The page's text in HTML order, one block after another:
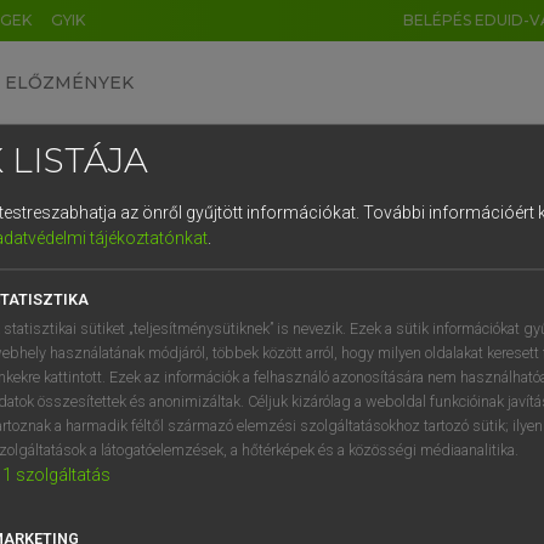
GYIK BELÉPÉS EDUID-
ELŐZMÉNYEK
nagyszótár
VAN ELŐFIZETÉSED?
megtekintéséhez.
LISTÁJA
az önről gyűjtött információkat. További információért
tájékoztatónkat.
statisztikai sütiket „teljesítménysütiknek” is nevezik. Ezek a sütik információkat
használatának módjáról, többek között arról, hogy milyen oldalakat keresett
kattintott. Ezek az információk a felhasználó azonosítására nem
összesítettek és anonimizáltak. Céljuk kizárólag a weboldal funkcióinak
a harmadik féltől származó elemzési szolgáltatásokhoz tartozó sütik;
a látogatóelemzések, a hőtérképek és a közösségi médiaanalitika.
1 szolgáltatás
DE CN FR ES IT NL
1 2 3 4 5 6 7 8 9
q w e r t z u i
a s d f g h j k l é
í y x c v b n m , .